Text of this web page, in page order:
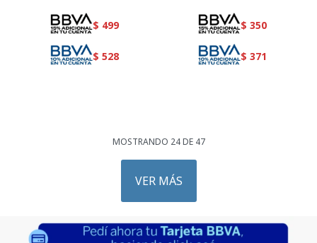
$ 499
$ 528
$ 350
$ 371
MOSTRANDO 24DE 47
VER MÁS